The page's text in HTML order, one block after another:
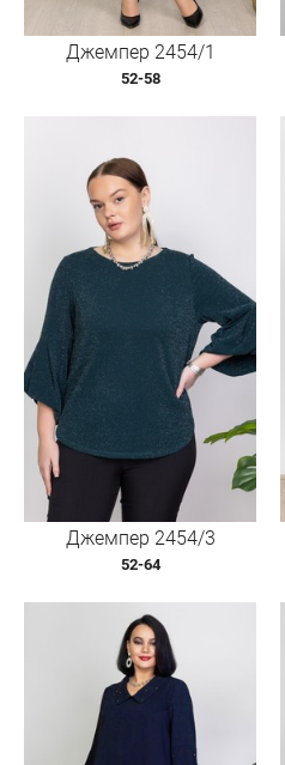
Джемпер 2454/1
52-58
Джемпер 2454/3
52-64